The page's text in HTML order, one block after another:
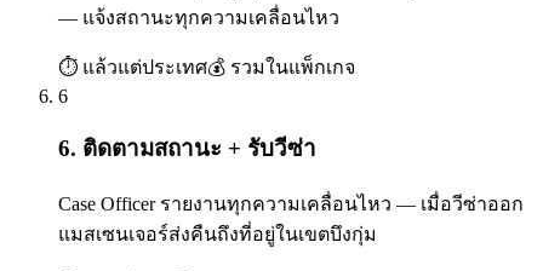
— แจ้งสถานะทุกความเคลื่อนไหว
⏱ แล้วแต่ประเทศ💰 รวมในแพ็กเกจ
6
6. ติดตามสถานะ + รับวีซ่า
Case Officer รายงานทุกความเคลื่อนไหว — เมื่อวีซ่าออก
แมสเซนเจอร์ส่งคืนถึงที่อยู่ในเขตบึงกุ่ม